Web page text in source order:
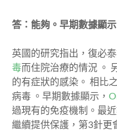
答：能夠。早期數據顯
英國的研究指出，復必
毒而住院治療的情況 。
的有症狀的感染。 相比
病毒 。早期數據顯示，
過現有的免疫機制。最
繼續提供保護，第3針更